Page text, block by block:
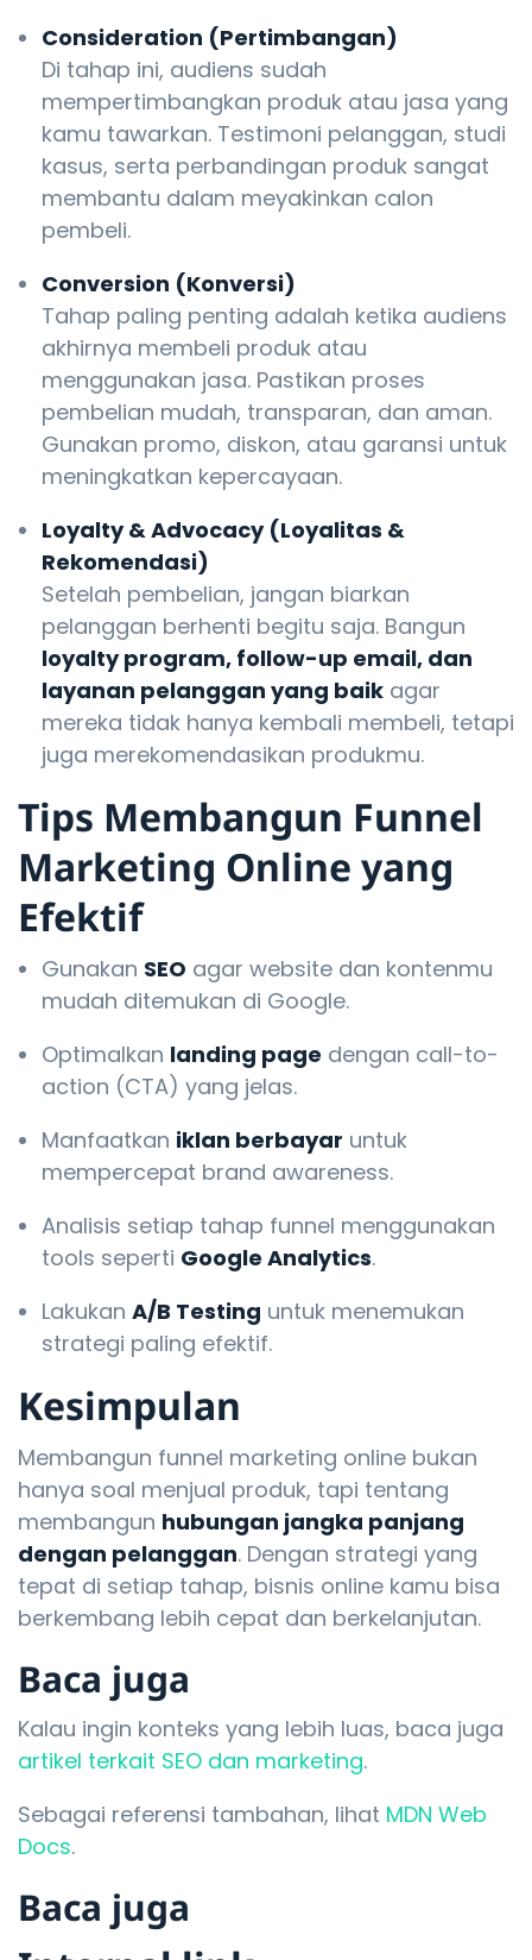
Consideration (Pertimbangan)
Di tahap ini, audiens sudah
mempertimbangkan produk atau jasa yang
kamu tawarkan. Testimoni pelanggan, studi
kasus, serta perbandingan produk sangat
membantu dalam meyakinkan calon
pembeli.
Conversion (Konversi)
Tahap paling penting adalah ketika audiens
akhirnya membeli produk atau
menggunakan jasa. Pastikan proses
pembelian mudah, transparan, dan aman.
Gunakan promo, diskon, atau garansi untuk
meningkatkan kepercayaan.
Loyalty & Advocacy (Loyalitas &
Rekomendasi)
Setelah pembelian, jangan biarkan
pelanggan berhenti begitu saja. Bangun
loyalty program, follow-up email, dan
layanan pelanggan yang baik agar
mereka tidak hanya kembali membeli, tetapi
juga merekomendasikan produkmu.
Tips Membangun Funnel
Marketing Online yang
Efektif
Gunakan SEO agar website dan kontenmu
mudah ditemukan di Google.
Optimalkan landing page dengan call-to-
action (CTA) yang jelas.
Manfaatkan iklan berbayar untuk
mempercepat brand awareness.
Analisis setiap tahap funnel menggunakan
tools seperti Google Analytics.
Lakukan A/B Testing untuk menemukan
strategi paling efektif.
Kesimpulan
Membangun funnel marketing online bukan
hanya soal menjual produk, tapi tentang
membangun hubungan jangka panjang
dengan pelanggan. Dengan strategi yang
tepat di setiap tahap, bisnis online kamu bisa
berkembang lebih cepat dan berkelanjutan.
Baca juga
Kalau ingin konteks yang lebih luas, baca juga
artikel terkait SEO dan marketing.
Sebagai referensi tambahan, lihat MDN Web
Docs.
Baca juga